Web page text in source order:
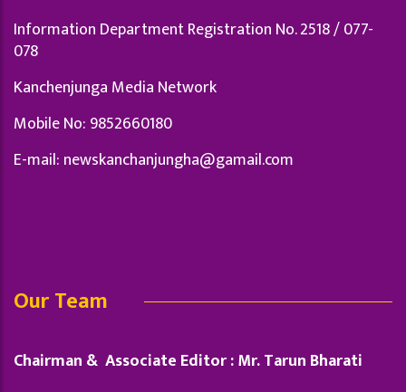
Information Department Registration No. 2518 / 077-
078
Kanchenjunga Media Network
Mobile No: 9852660180
E-mail: newskanchanjungha@gamail.com
Our Team
Chairman & Associate Editor : Mr. Tarun Bharati